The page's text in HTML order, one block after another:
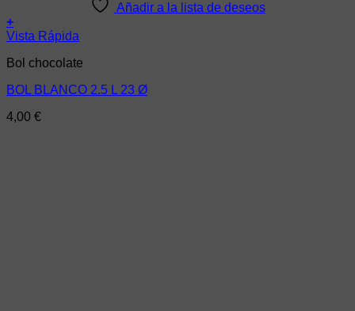
Añadir a la lista de deseos
+
Vista Rápida
Bol chocolate
BOL BLANCO 2.5 L 23 Ø
4,00 €